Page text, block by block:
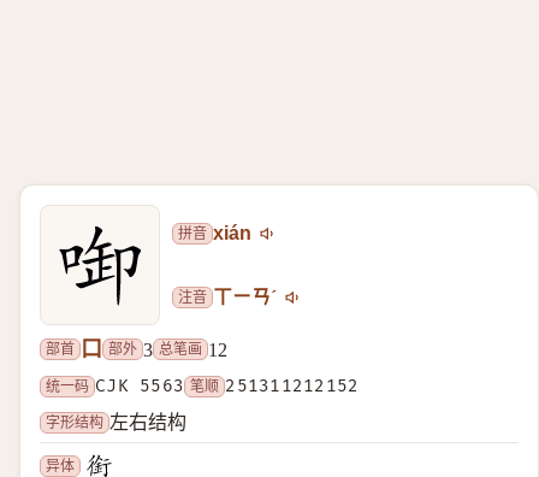
拼音 xián
注音 ㄒㄧㄢˊ
部首 口 部外 3 总笔画 12
统一码 CJK 5563 笔顺 251311212152
字形结构 左右结构
异体